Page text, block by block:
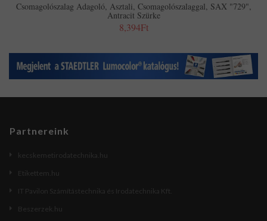
Csomagolószalag Adagoló, Asztali, Csomagolószalaggal, SAX "729",
Antracit Szürke
8,394Ft
Partnereink
kecskemetirodatechnika.hu
Etikettem.hu
IT Pavilon Számítástechnika és Irodatechnika Kft.
Beszerzek.hu